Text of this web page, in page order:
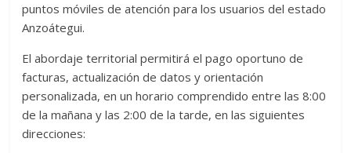
puntos móviles de atención para los usuarios del estado
Anzoátegui.
El abordaje territorial permitirá el pago oportuno de
facturas, actualización de datos y orientación
personalizada, en un horario comprendido entre las 8:00
de la mañana y las 2:00 de la tarde, en las siguientes
direcciones: